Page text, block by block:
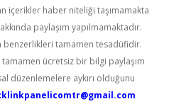
içerikler haber niteliği taşımamakta
paylaşım yapılmamaktadır.
benzerlikleri tamamen tesadüfidir.
tamamen ücretsiz bir bilgi paylaşım
düzenlemelere aykırı olduğunu